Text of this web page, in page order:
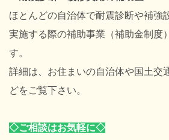
ほとんどの自治体で耐震診断や補強
実施する際の補助事業（補助金制度
す。
詳細は、お住まいの自治体や国土交
どをご覧下さい。
◇ご相談はお気軽に◇